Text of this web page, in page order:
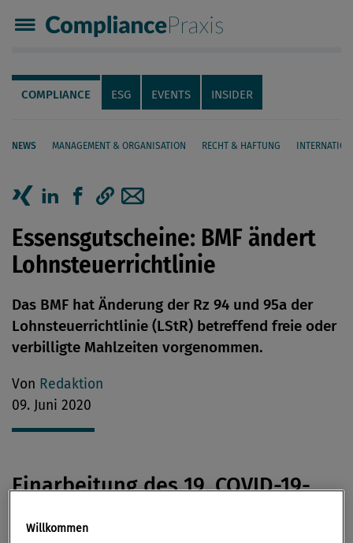
Compliance Praxis
Servicenavigation
Navigation
COMPLIANCE ESG EVENTS INSIDER
NEWS MANAGEMENT & ORGANISATION RECHT & HAFTUNG
Seiteninhalt
Artikel auf Xing teilen
Artikel auf linkedIn teilen
Artikel auf Facebook teilen
Artikellink kopieren
Artikel per Mail teilen
Essensgutscheine: BMF ändert
Lohnsteuerrichtlinie
Das BMF hat Änderung der Rz 94 und 95a der
Lohnsteuerrichtlinie (LStR) betreffend freie oder
verbilligte Mahlzeiten vorgenommen.
Von Redaktion
09. Juni 2020
Einarbeitung des 19. COVID-19-
Willkommen